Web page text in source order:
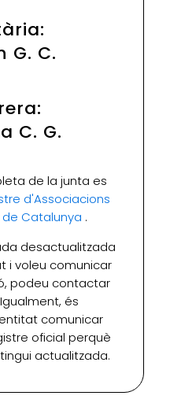
G. C.
C. G.
de la junta es
d'Associacions
Catalunya .
desactualitzada
i voleu comunicar
podeu contactar
és
comunicar
oficial perquè
actualitzada.